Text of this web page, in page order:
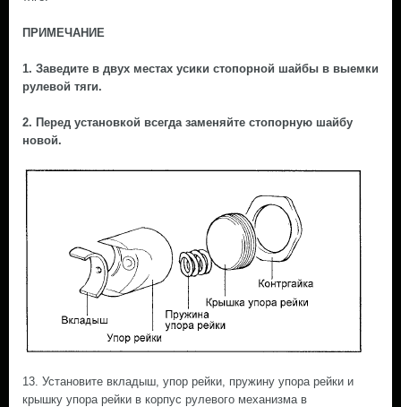
ПРИМЕЧАНИЕ
1. Заведите в двух местах усики стопорной шайбы в выемки
рулевой тяги.
2. Перед установкой всегда заменяйте стопорную шайбу
новой.
13. Установите вкладыш, упор рейки, пружину упора рейки и
крышку упора рейки в корпус рулевого механизма в